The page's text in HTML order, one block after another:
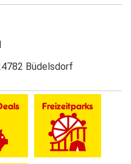
Büdelsdorf
Freizeitparks